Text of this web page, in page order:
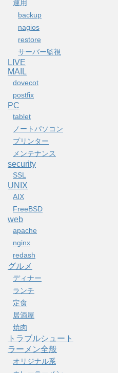
運用
backup
nagios
restore
サーバー監視
LIVE
MAIL
dovecot
postfix
PC
tablet
ノートパソコン
プリンター
メンテナンス
security
SSL
UNIX
AIX
FreeBSD
web
apache
nginx
redash
グルメ
ディナー
ランチ
定食
居酒屋
焼肉
トラブルシュート
ラーメン全般
オリジナル系